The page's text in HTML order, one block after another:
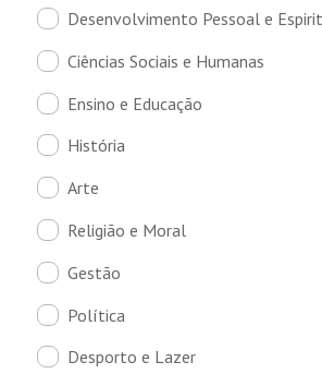
Desenvolvimento Pessoal e
Ciências Sociais e Humanas
Ensino e Educação
História
Arte
Religião e Moral
Gestão
Política
Desporto e Lazer